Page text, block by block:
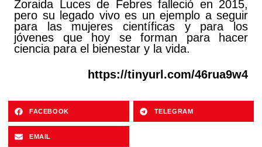
Zoraida Luces de Febres falleció en 2015,
pero su legado vivo es un ejemplo a seguir
para las mujeres científicas y para los
jóvenes que hoy se forman para hacer
ciencia para el bienestar y la vida.
https://tinyurl.com/46rua9w4
FACEBOOK TELEGRAM
EMAIL